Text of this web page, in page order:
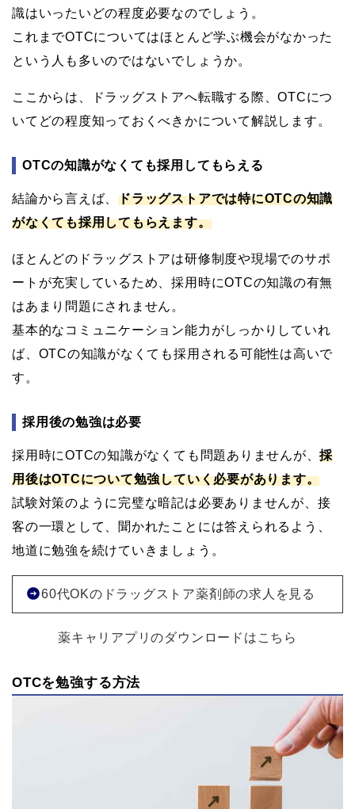
識はいったいどの程度必要なのでしょう。
これまでOTCについてはほとんど学ぶ機会がなかった
という人も多いのではないでしょうか。
ここからは、ドラッグストアへ転職する際、OTCにつ
いてどの程度知っておくべきかについて解説します。
OTCの知識がなくても採用してもらえる
結論から言えば、ドラッグストアでは特にOTCの知識
がなくても採用してもらえます。
ほとんどのドラッグストアは研修制度や現場でのサポ
ートが充実しているため、採用時にOTCの知識の有無
はあまり問題にされません。
基本的なコミュニケーション能力がしっかりしていれ
ば、OTCの知識がなくても採用される可能性は高いで
す。
採用後の勉強は必要
採用時にOTCの知識がなくても問題ありませんが、採
用後はOTCについて勉強していく必要があります。
試験対策のように完璧な暗記は必要ありませんが、接
客の一環として、聞かれたことには答えられるよう、
地道に勉強を続けていきましょう。
60代OKのドラッグストア薬剤師の求人を見る
薬キャリアプリのダウンロードはこちら
OTCを勉強する方法